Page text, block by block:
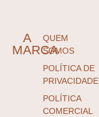
A
MARCA
QUEM
SOMOS
POLÍTICA DE
PRIVACIDADE
POLÍTICA
COMERCIAL